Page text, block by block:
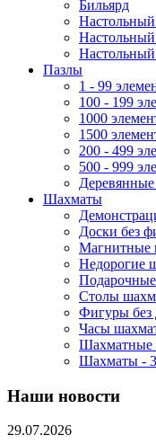
Бильярд
Настольный
Пазлы
1 - 99
100 - 199
1000
1500
200 - 499
500 - 999
Шахматы
Доски без
Магнитные
Недорогие
Столы
Фигуры без
Часы
Шахматные
Шахматы - 3
Наши новости
29.07.2026